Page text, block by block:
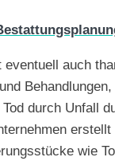
auch
durch Unfall
wie